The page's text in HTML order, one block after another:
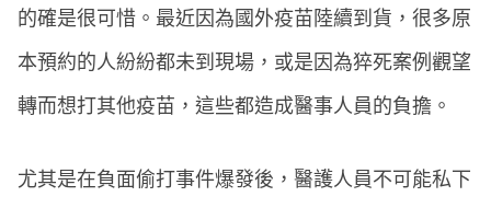
的確是很可惜。最近因為國外疫苗陸續到貨，很多原
本預約的人紛紛都未到現場，或是因為猝死案例觀望
轉而想打其他疫苗，這些都造成醫事人員的負擔。
尤其是在負面偷打事件爆發後，醫護人員不可能私下